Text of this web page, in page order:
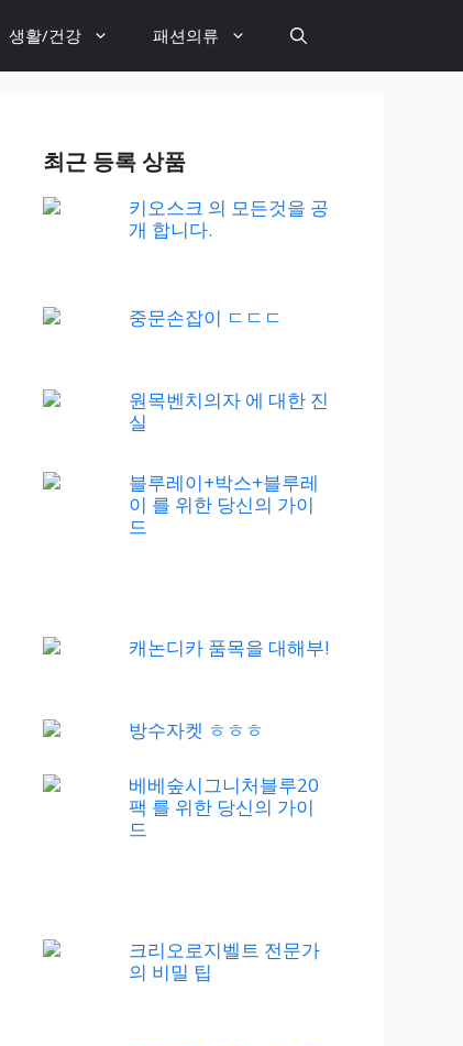
생활/건강 패션의류
최근 등록 상품
키오스크 의 모든것을 공
개 합니다.
중문손잡이 ㄷㄷㄷ
원목벤치의자 에 대한 진
실
블루레이+박스+블루레
이 를 위한 당신의 가이
드
캐논디카 품목을 대해부!
방수자켓 ㅎㅎㅎ
베베숲시그니처블루20
팩 를 위한 당신의 가이
드
크리오로지벨트 전문가
의 비밀 팁